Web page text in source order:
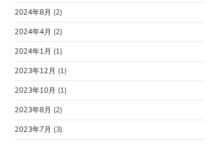
2024年8月 (2)
2024年4月 (2)
2024年1月 (1)
2023年12月 (1)
2023年10月 (1)
2023年8月 (2)
2023年7月 (3)